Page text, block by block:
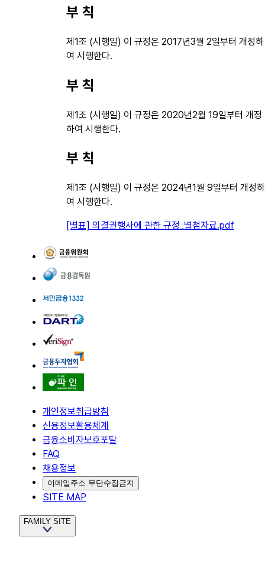
부 칙
제1조 (시행일) 이 규정은 2017년3월 2일부터 개정하
여 시행한다.
부 칙
제1조 (시행일) 이 규정은 2020년2월 19일부터 개정
하여 시행한다.
부 칙
제1조 (시행일) 이 규정은 2024년1월 9일부터 개정하
여 시행한다.
[별표] 의결권행사에 관한 규정_별첨자료.pdf
개인정보취급방침
신용정보활용체계
금융소비자보호포탈
FAQ
채용정보
이메일주소 무단수집금지
SITE MAP
FAMILY SITE